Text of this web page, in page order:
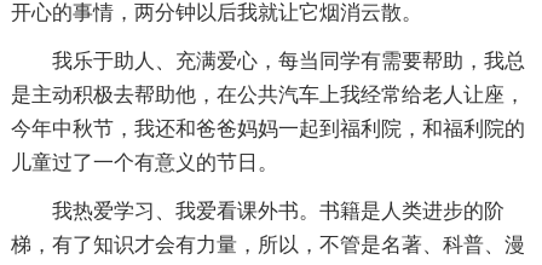
开心的事情，两分钟以后我就让它烟消云散。
我乐于助人、充满爱心，每当同学有需要帮助，我总
是主动积极去帮助他，在公共汽车上我经常给老人让座，
今年中秋节，我还和爸爸妈妈一起到福利院，和福利院的
儿童过了一个有意义的节日。
我热爱学习、我爱看课外书。书籍是人类进步的阶
梯，有了知识才会有力量，所以，不管是名著、科普、漫